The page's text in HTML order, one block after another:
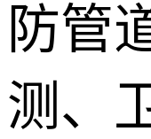
防管
测、
训